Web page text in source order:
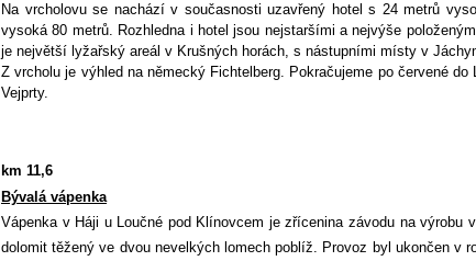
Na vrcholovu se nachází v současnosti uzavřený hotel s 24 metrů
vysoká 80 metrů. Rozhledna i hotel jsou nejstaršími a nejvýše
je největší lyžařský areál v Krušných horách, s nástupními místy v
Z vrcholu je výhled na německý Fichtelberg. Pokračujeme po červené
Vejprty.
km 11,6
Bývalá vápenka
Vápenka v Háji u Loučné pod Klínovcem je zřícenina závodu na výrobu
dolomit těžený ve dvou nevelkých lomech poblíž. Provoz byl ukončen v